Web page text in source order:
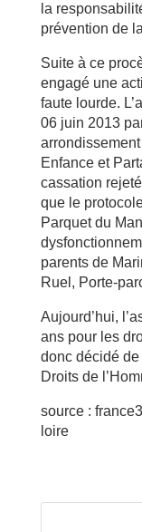
la
prévention de
Suite à ce
engagé une
faute lourde.
06 juin 2013
Enfance et
cassation
que le
Parquet du
parents de
Ruel, Porte-
Aujourd’hui,
ans pour les
donc décidé
Droits de
source :
loire